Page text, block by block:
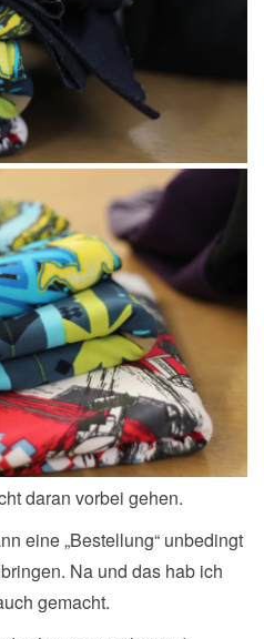
daran vorbei gehen.
eine „Bestellung“ unbedingt
Na und das hab ich
gemacht.